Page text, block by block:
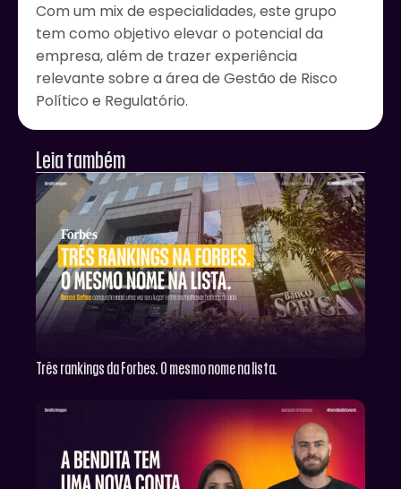
Com um mix de especialidades, este grupo
tem como objetivo elevar o potencial da
empresa, além de trazer experiência
relevante sobre a área de Gestão de Risco
Político e Regulatório.
Leia também
Três rankings da Forbes. O mesmo nome na lista.